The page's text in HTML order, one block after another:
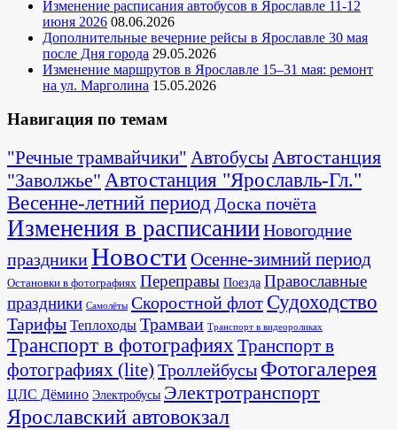
Изменение расписания автобусов в Ярославле 11-12
июня 2026 08.06.2026
Дополнительные вечерние рейсы в Ярославле 30 мая
после Дня города 29.05.2026
Изменение маршрутов в Ярославле 15–31 мая: ремонт
на ул. Марголина 15.05.2026
Навигация по темам
"Речные трамвайчики" АвтобусыАвтостанция
"Заволжье" Автостанция "Ярославль-Гл."
Весенне-летний период Доска почёта
Изменения в расписанииНовогодние
праздникиНовости Осенне-зимний период
Остановки в фотографиях Переправы Поезда Православные
праздники Самолёты Скоростной флот Судоходство
Тарифы Теплоходы Трамваи Транспорт в видеороликах
Транспорт в фотографияхТранспорт в
фотографиях (lite) Троллейбусы Фотогалерея
ЦЛС Дёмино Электробусы Электротранспорт
Ярославский автовокзал